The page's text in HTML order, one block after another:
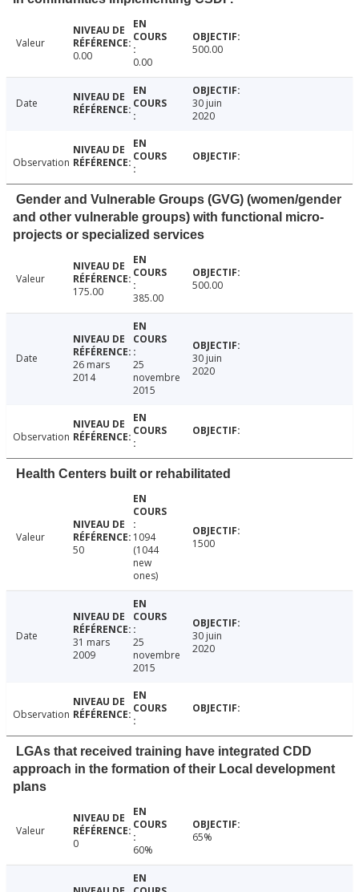
Valeur
0.00
0.00
500.00
Date
30 juin
2020
Observation
Gender and Vulnerable Groups (GVG) (women/gender
and other vulnerable groups) with functional micro-
projects or specialized services
Valeur
175.00
385.00
500.00
Date
26 mars
2014
25
novembre
2015
30 juin
2020
Observation
Health Centers built or rehabilitated
Valeur
50
1094
(1044
new
ones)
1500
Date
31 mars
2009
25
novembre
2015
30 juin
2020
Observation
LGAs that received training have integrated CDD
approach in the formation of their Local development
plans
Valeur
0
60%
65%